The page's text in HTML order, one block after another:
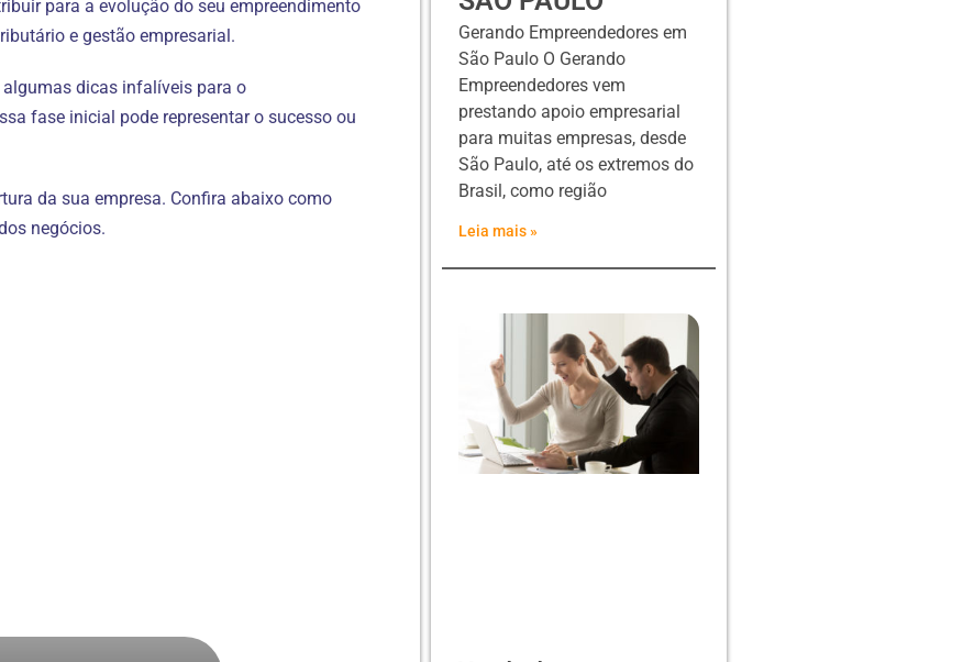
para a evolução do seu empreendimento
e gestão empresarial.
algumas dicas infalíveis para o
fase inicial pode representar o sucesso ou
da sua empresa. Confira abaixo como
negócios.
Gerando Empreendedores em
São Paulo O Gerando
Empreendedores vem
prestando apoio empresarial
para muitas empresas, desde
São Paulo, até os extremos do
Brasil, como região
Leia mais »